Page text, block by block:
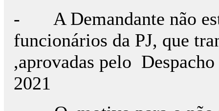
- A Demandante não
funcionários da PJ, que
,aprovadas pelo
2021